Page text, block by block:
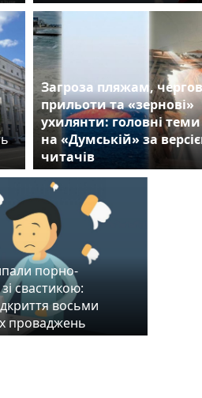
Загроза пляжам,
прильоти та «зернові»
ухилянти: головні
на «Думській» за
читачів
порно-
свастикою:
восьми
проваджень